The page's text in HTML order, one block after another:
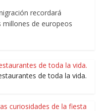
recordará
de europeos
de toda la vida.